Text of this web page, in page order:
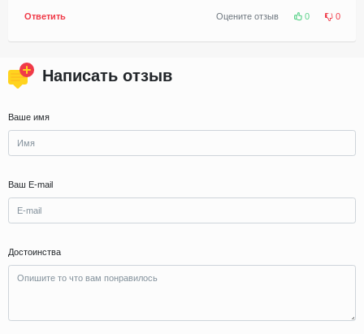
Ответить Оцените отзыв 0 0
Написать отзыв
Ваше имя
Ваш E-mail
Достоинства